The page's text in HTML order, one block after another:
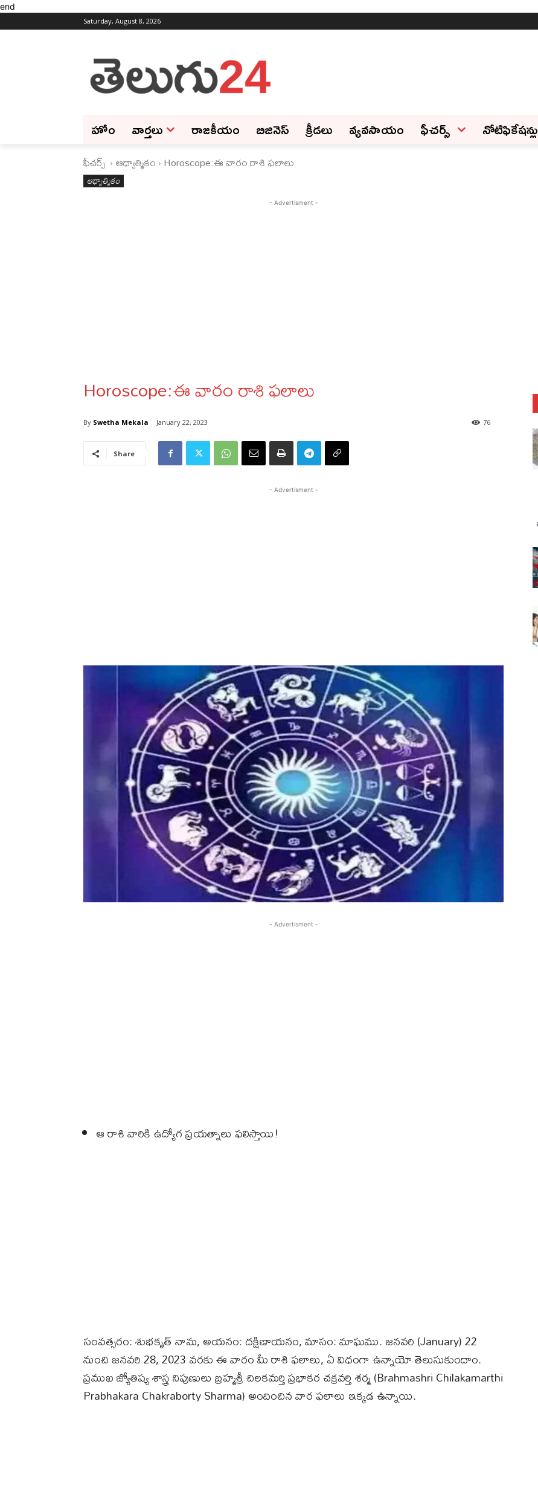
end
Saturday, August 8, 2026
హోం వార్తలు రాజకీయం బిజినెస్‌ క్రీడలు వ్యవసాయం ఫీచ‌ర్స్ ‌ నోటిఫికేషన్లు
ఫీచ‌ర్స్ ‌ ఆధ్యాత్మికం Horoscope:ఈ వారం రాశి ఫలాలు
ఆధ్యాత్మికం
- Advertisment -
Horoscope:ఈ వారం రాశి ఫలాలు
By Swetha Mekala January 22, 2023 76
Share
- Advertisment -
- Advertisment -
ఆ రాశి వారికి ఉద్యోగ ప్రయత్నాలు ఫలిస్తాయి!
సంవత్సరం: శుభకృత్ నామ, అయనం: దక్షిణాయనం, మాసం: మాఘము. జనవరి (January) 22
నుంచి జనవరి 28, 2023 వరకు ఈ వారం మీ రాశి ఫలాలు, ఏ విధంగా ఉన్నాయో తెలుసుకుందాం.
ప్రముఖ జ్యోతిష్య శాస్త్ర నిపుణులు బ్రహ్మశ్రీ చిలకమర్తి ప్రభాకర చక్రవర్తి శర్మ (Brahmashri Chilakamarthi
Prabhakara Chakraborty Sharma) అందించిన వార ఫలాలు ఇక్కడ ఉన్నాయి.